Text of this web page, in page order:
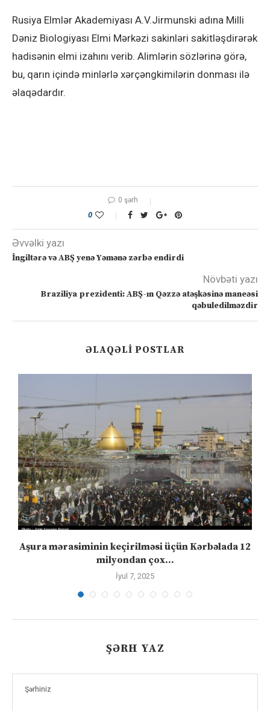
Rusiya Elmlər Akademiyası A.V.Jirmunski adına Milli
Dəniz Biologiyası Elmi Mərkəzi sakinləri sakitləşdirərək
hadisənin elmi izahını verib. Alimlərin sözlərinə görə,
bu, qarın içində minlərlə xərçəngkimilərin donması ilə
əlaqədardır.
0 şərh
0
Əvvəlki yazı
İngiltərə və ABŞ yenə Yəmənə zərbə endirdi
Növbəti yazı
Braziliya prezidenti: ABŞ-ın Qəzzə atəşkəsinə maneəsi
qəbuledilməzdir
ƏLAQƏLI POSTLAR
Aşura mərasiminin keçirilməsi üçün Kərbəlada 12
milyondan çox...
İyul 7, 2025
ŞƏRH YAZ